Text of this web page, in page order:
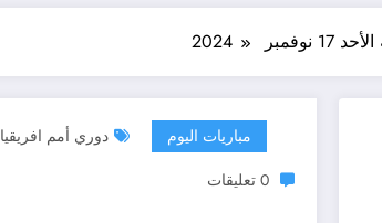
2024
مباريات اليوم دوري أمم افريقيا
0 تعليقات